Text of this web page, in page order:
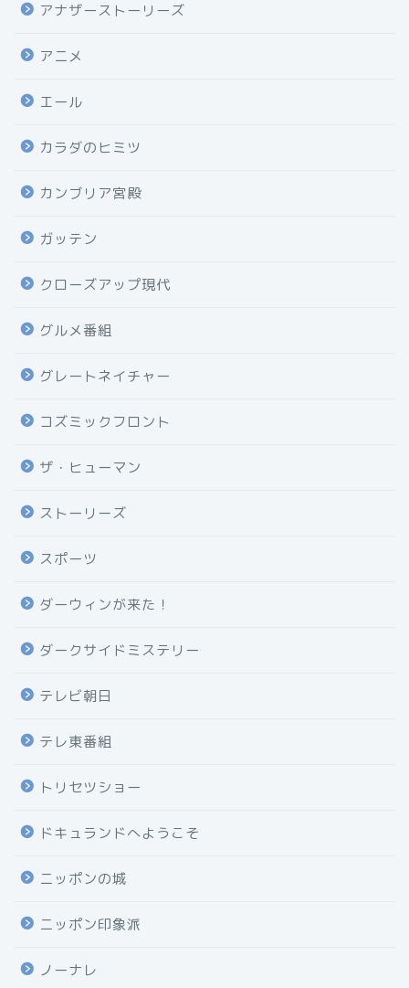
アナザーストーリーズ
アニメ
エール
カラダのヒミツ
カンブリア宮殿
ガッテン
クローズアップ現代
グルメ番組
グレートネイチャー
コズミックフロント
ザ・ヒューマン
ストーリーズ
スポーツ
ダーウィンが来た！
ダークサイドミステリー
テレビ朝日
テレ東番組
トリセツショー
ドキュランドへようこそ
ニッポンの城
ニッポン印象派
ノーナレ